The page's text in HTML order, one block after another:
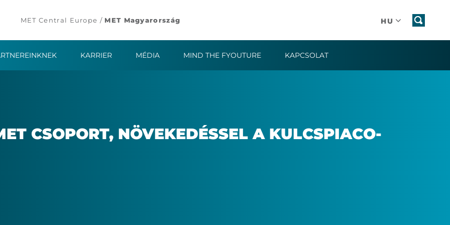
MET Central Europe / MET Magyarország HU
KARRIER MÉDIA MIND THE FYOUTURE KAPCSOLAT
CSO­PORT, NÖ­VE­KE­DÉS­SEL A KULCS­PI­A­CO­